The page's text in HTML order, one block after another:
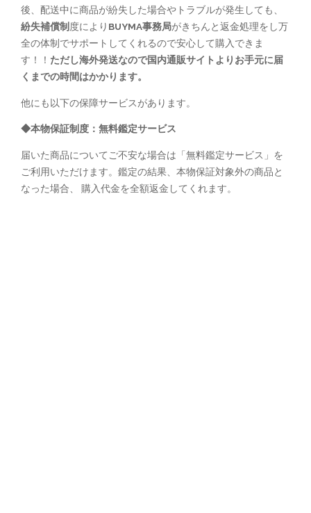
後、配送中に商品が紛失した場合やトラブルが発生しても、
紛失補償制 度により BUYMA事務局がきちんと返金処理をし万
全の体制でサポートしてくれるので安心して購入できま
す！！ ただし海外発送なので国内通販サイトよりお手元に届
くまでの時間はかかります。
他にも以下の保障サービスがあります。
◆本物保証制度：無料鑑定サービス
届いた商品についてご不安な場合は「無料鑑定サービス」を
ご利用いただけます。鑑定の結果、本物保証対象外の商品と
なった場合、 購入代金を全額返金してくれます。